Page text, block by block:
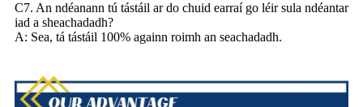
C7. An ndéanann tú tástáil ar do chuid earraí go léir sula ndéantar
iad a sheachadadh?
A: Sea, tá tástáil 100% againn roimh an seachadadh.